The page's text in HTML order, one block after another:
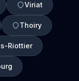
Viriat
Thoiry
Riottier